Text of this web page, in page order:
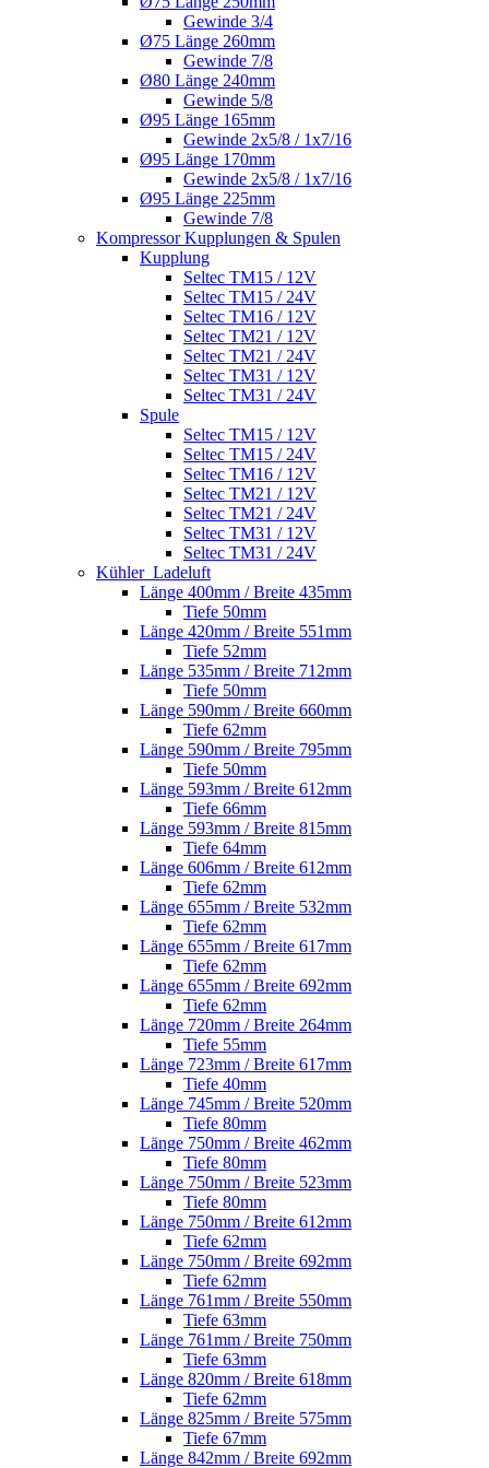
Gewinde 3/4
Ø75 Länge 260mm
Gewinde 7/8
Ø80 Länge 240mm
Gewinde 5/8
Ø95 Länge 165mm
Gewinde 2x5/8 / 1x7/16
Ø95 Länge 170mm
Gewinde 2x5/8 / 1x7/16
Ø95 Länge 225mm
Gewinde 7/8
Kompressor Kupplungen & Spulen
Kupplung
Seltec TM15 / 12V
Seltec TM15 / 24V
Seltec TM16 / 12V
Seltec TM21 / 12V
Seltec TM21 / 24V
Seltec TM31 / 12V
Seltec TM31 / 24V
Spule
Seltec TM15 / 12V
Seltec TM15 / 24V
Seltec TM16 / 12V
Seltec TM21 / 12V
Seltec TM21 / 24V
Seltec TM31 / 12V
Seltec TM31 / 24V
Kühler_Ladeluft
Länge 400mm / Breite 435mm
Tiefe 50mm
Länge 420mm / Breite 551mm
Tiefe 52mm
Länge 535mm / Breite 712mm
Tiefe 50mm
Länge 590mm / Breite 660mm
Tiefe 62mm
Länge 590mm / Breite 795mm
Tiefe 50mm
Länge 593mm / Breite 612mm
Tiefe 66mm
Länge 593mm / Breite 815mm
Tiefe 64mm
Länge 606mm / Breite 612mm
Tiefe 62mm
Länge 655mm / Breite 532mm
Tiefe 62mm
Länge 655mm / Breite 617mm
Tiefe 62mm
Länge 655mm / Breite 692mm
Tiefe 62mm
Länge 720mm / Breite 264mm
Tiefe 55mm
Länge 723mm / Breite 617mm
Tiefe 40mm
Länge 745mm / Breite 520mm
Tiefe 80mm
Länge 750mm / Breite 462mm
Tiefe 80mm
Länge 750mm / Breite 523mm
Tiefe 80mm
Länge 750mm / Breite 612mm
Tiefe 62mm
Länge 750mm / Breite 692mm
Tiefe 62mm
Länge 761mm / Breite 550mm
Tiefe 63mm
Länge 761mm / Breite 750mm
Tiefe 63mm
Länge 820mm / Breite 618mm
Tiefe 62mm
Länge 825mm / Breite 575mm
Tiefe 67mm
Länge 842mm / Breite 692mm